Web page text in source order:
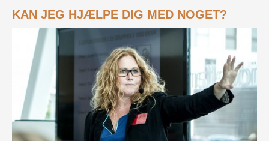
KAN JEG HJÆLPE DIG MED NOGET?